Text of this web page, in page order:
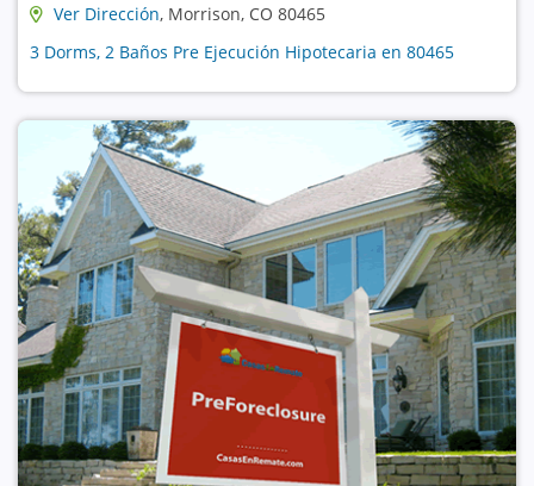
Ver Dirección, Morrison, CO 80465
3 Dorms, 2 Baños Pre Ejecución Hipotecaria en 80465